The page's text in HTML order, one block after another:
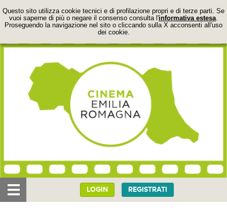
Questo sito utilizza cookie tecnici e di profilazione propri e di terze parti. Se
vuoi saperne di più o negare il consenso consulta l'informativa estesa.
Proseguendo la navigazione nel sito o cliccando sulla X acconsenti all'uso
dei cookie.
LOGIN REGISTRATI